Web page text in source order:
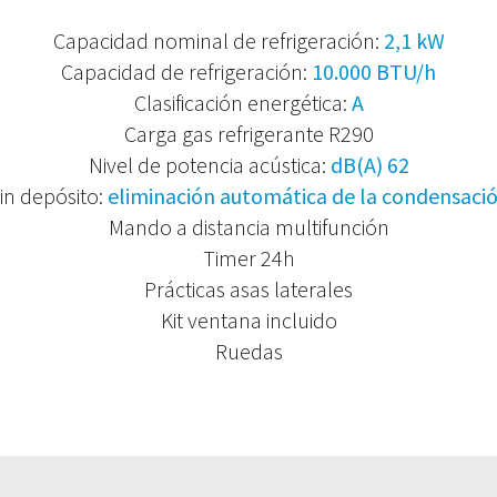
Capacidad nominal de refrigeración: 2,1 kW
Capacidad de refrigeración: 10.000 BTU/h
Clasificación energética: A
Carga gas refrigerante R290
Nivel de potencia acústica: dB(A) 62
depósito: eliminación automática de la
Mando a distancia multifunción
Timer 24h
Prácticas asas laterales
Kit ventana incluido
Ruedas